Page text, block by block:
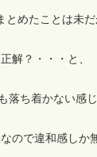
めたことは未だ
解？・・・と、
落ち着かない感
ので違和感しか